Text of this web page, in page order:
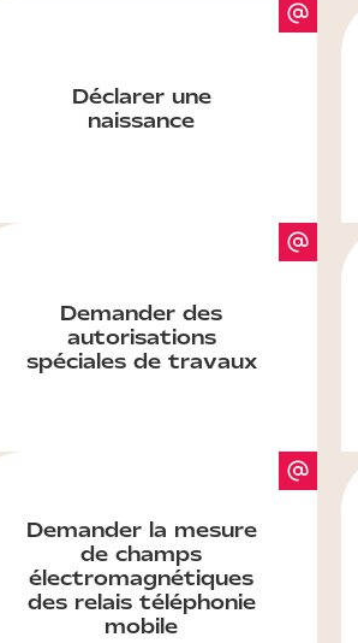
Déclarer une
naissance
Demander des
autorisations
spéciales de travaux
Demander la mesure
de champs
électromagnétiques
des relais téléphonie
mobile